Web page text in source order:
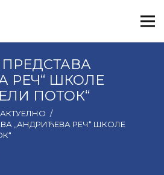
РЕЧ“ ШКОЛЕ
ПОТОК“
АКТУЕЛНО /
„АНДРИЋЕВА РЕЧ“ ШКОЛЕ